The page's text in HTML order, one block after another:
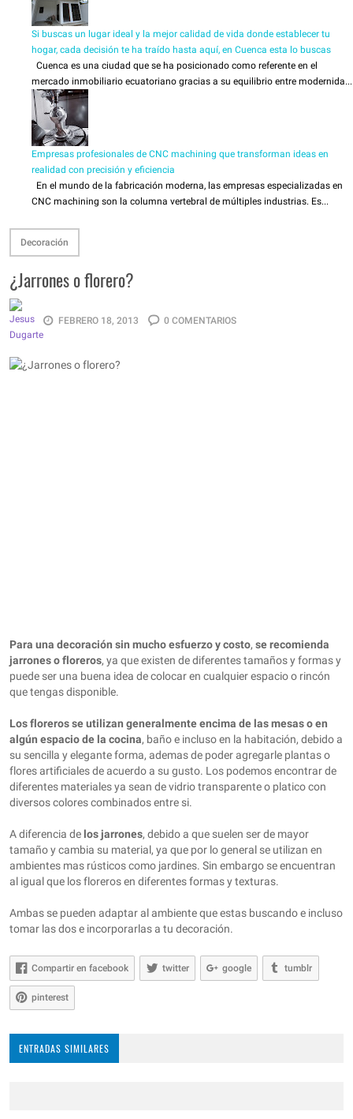
Si buscas un lugar ideal y la mejor calidad de vida donde establecer tu
hogar, cada decisión te ha traído hasta aquí, en Cuenca esta lo buscas
Cuenca es una ciudad que se ha posicionado como referente en el
mercado inmobiliario ecuatoriano gracias a su equilibrio entre modernida...
Empresas profesionales de CNC machining que transforman ideas en
realidad con precisión y eficiencia
En el mundo de la fabricación moderna, las empresas especializadas en
CNC machining son la columna vertebral de múltiples industrias. Es...
Decoración
¿Jarrones o florero?
FEBRERO 18, 2013 0 COMENTARIOS
Para una decoración sin mucho esfuerzo y costo, se recomienda
jarrones o floreros, ya que existen de diferentes tamaños y formas y
puede ser una buena idea de colocar en cualquier espacio o rincón
que tengas disponible.
Los floreros se utilizan generalmente encima de las mesas o en
algún espacio de la cocina, baño e incluso en la habitación, debido a
su sencilla y elegante forma, ademas de poder agregarle plantas o
flores artificiales de acuerdo a su gusto. Los podemos encontrar de
diferentes materiales ya sean de vidrio transparente o platico con
diversos colores combinados entre si.
A diferencia de los jarrones, debido a que suelen ser de mayor
tamaño y cambia su material, ya que por lo general se utilizan en
ambientes mas rústicos como jardines. Sin embargo se encuentran
al igual que los floreros en diferentes formas y texturas.
Ambas se pueden adaptar al ambiente que estas buscando e incluso
tomar las dos e incorporarlas a tu decoración.
Compartir en facebook twitter google tumblr
pinterest
ENTRADAS SIMILARES